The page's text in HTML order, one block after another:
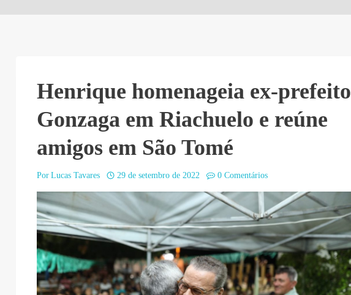
Henrique homenageia ex-prefeito
Gonzaga em Riachuelo e reúne
amigos em São Tomé
Por Lucas Tavares 29 de setembro de 2022 0 Comentários